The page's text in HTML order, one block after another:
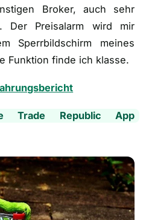
Broker, auch sehr
Der Preisalarm wird mir
Sperrbildschirm meines
Funktion finde ich klasse.
Trade Republic App